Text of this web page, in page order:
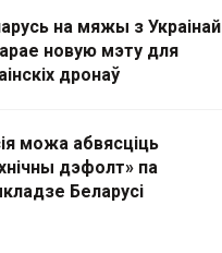
на мяжы з Украінай
новую мэту для
дронаў
можа абвясціць
дэфолт» па
Беларусі